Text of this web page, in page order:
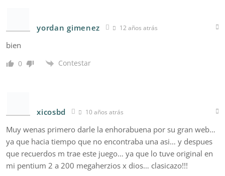
yordan gimenez 12 años atrás
bien
0 Contestar
xicosbd 10 años atrás
Muy wenas primero darle la enhorabuena por su gran web…
ya que hacia tiempo que no encontraba una asi… y despues
que recuerdos m trae este juego… ya que lo tuve original en
mi pentium 2 a 200 megaherzios x dios… clasicazo!!!